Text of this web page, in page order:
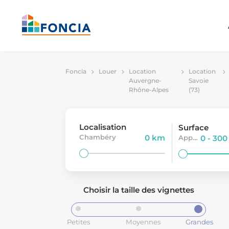
Foncia Louer
Location
Auvergne-
Rhône-Alpes
Location
Savoie
(73)
Localisation
Chambéry 0 km
Surface
Appartement 0 -
Choisir la taille des vignettes
Petites Moyennes Grandes